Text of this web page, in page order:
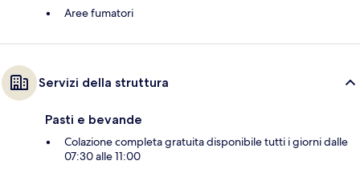
Aree fumatori
Servizi della struttura
Pasti e bevande
Colazione completa gratuita disponibile tutti i giorni dalle
07:30 alle 11:00